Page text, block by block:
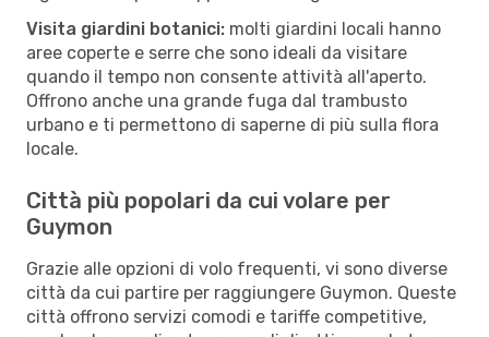
Visita giardini botanici: molti giardini locali hanno
aree coperte e serre che sono ideali da visitare
quando il tempo non consente attività all'aperto.
Offrono anche una grande fuga dal trambusto
urbano e ti permettono di saperne di più sulla flora
locale.
Città più popolari da cui volare per
Guymon
Grazie alle opzioni di volo frequenti, vi sono diverse
città da cui partire per raggiungere Guymon. Queste
città offrono servizi comodi e tariffe competitive,